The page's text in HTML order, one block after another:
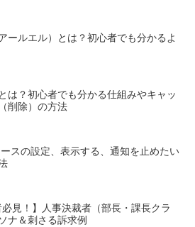
ールエル）とは？初心者でも分かるよ
は？初心者でも分かる仕組みやキャッ
削除）の方法
スの設定、表示する、通知を止めたい
必見！】人事決裁者（部長・課長クラ
ナ＆刺さる訴求例